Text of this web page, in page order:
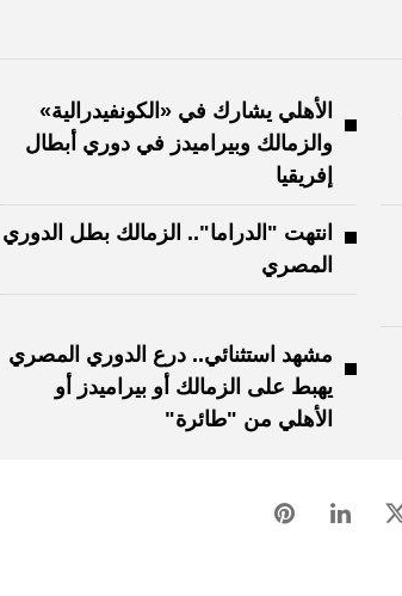
الأهلي يشارك في «الكونفيدرالية»
والزمالك وبيراميدز في دوري أبطال
إفريقيا
انتهت "الدراما".. الزمالك بطل الدوري
المصري
مشهد استثنائي.. درع الدوري المصري
يهبط على الزمالك أو بيراميدز أو
الأهلي من "طائرة"